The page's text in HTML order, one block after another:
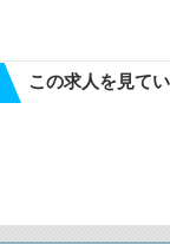
この求人を見て